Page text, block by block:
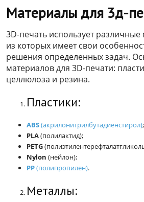
Материалы для 3д-
3D-печать использует
из которых имеет свои
решения определенных задач.
материалов для 3D-печати:
целлюлоза и резина.
Пластики:
ABS(акрилонитрилбутадиенстирол);
PLA(полилактид);
PETG
Nylon (нейлон);
PP(полипропилен).
Металлы: